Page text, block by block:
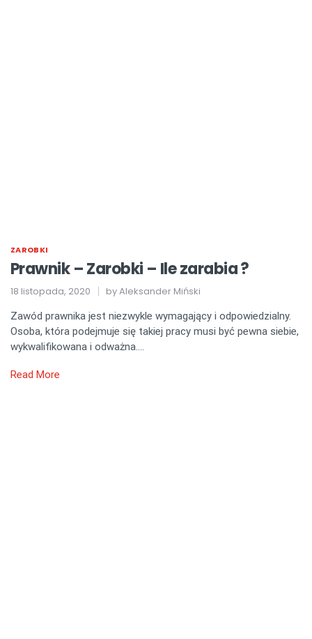
ZAROBKI
Prawnik – Zarobki – Ile zarabia ?
18 listopada, 2020 byAleksander Miński
Zawód prawnika jest niezwykle wymagający i odpowiedzialny.
Osoba, która podejmuje się takiej pracy musi być pewna siebie,
wykwalifikowana i odważna….
Read More